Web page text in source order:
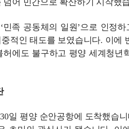
어 민간으로 확산하기 시작했
민족 공동체의 일원’으로 인정
적인 태도를 보였습니다. 이에
허에도 불구하고 평양 세계청
일 평양 순안공항에 도착했습